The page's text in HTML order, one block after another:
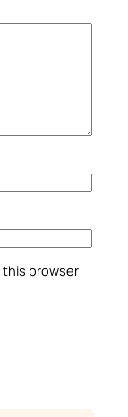
this browser